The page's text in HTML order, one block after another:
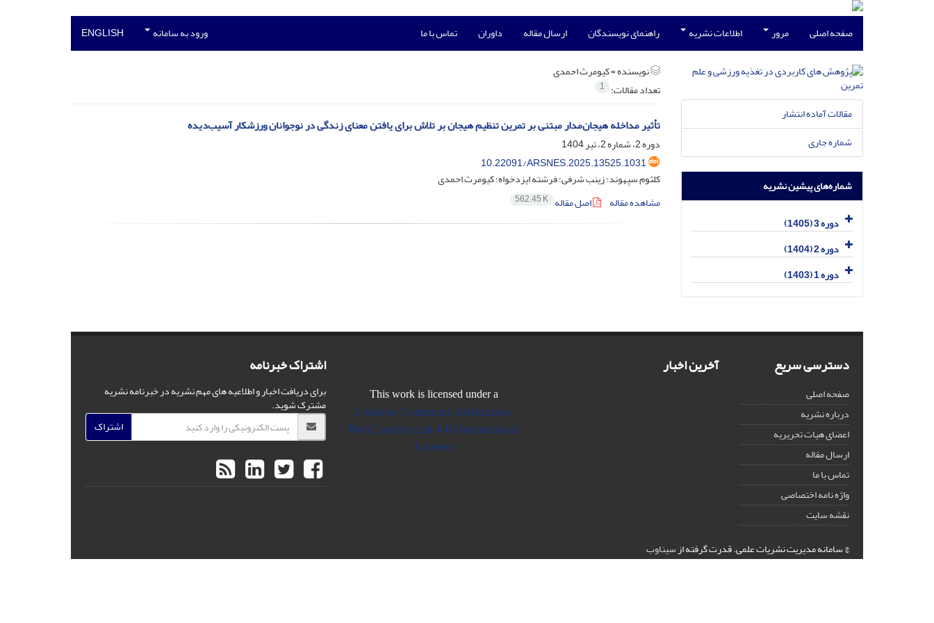
صفحه اصلی مرور اطلاعات نشریه راهنمای نویسندگان ارسال مقاله داوران تماس با ما ورود به سامانه ENGLISH
نویسنده =کیومرث احمدی
تعداد مقالات: 1
تأثیر مداخله هیجان‌مدار مبتنی بر تمرین تنظیم هیجان بر تلاش برای یافتن معنای زندگی در نوجوانان ورزشکار آسیب‌دیده
دوره 2، شماره 2، تیر 1404
10.22091/ARSNES.2025.13525.1031
کلثوم سپهوند؛ زینب شرفی؛ فرشته ایزدخواه؛ کیومرث احمدی
مشاهده مقاله
اصل مقاله 562.45 K
مقالات آماده انتشار
شماره جاری
شماره‌های پیشین نشریه
دوره 3 (1405)
دوره 2 (1404)
دوره 1 (1403)
دسترسی سریع
صفحه اصلی
درباره نشریه
اعضای هیات تحریریه
ارسال مقاله
تماس با ما
واژه نامه اختصاصی
نقشه سایت
آخرین اخبار
This work is licensed under a
Creative Commons Attribution-
NonCommercial 4.0 International
License
اشتراک خبرنامه
برای دریافت اخبار و اطلاعیه های مهم نشریه در خبرنامه نشریه
مشترک شوید.
اشتراک
© سامانه مدیریت نشریات علمی.قدرت گرفته ازسیناوب